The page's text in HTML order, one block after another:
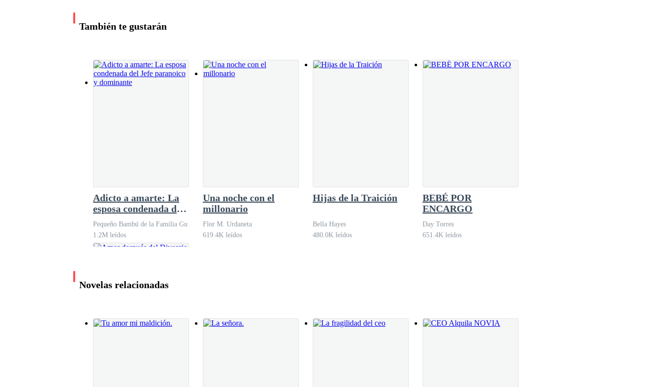
frunció el ceño. “¿Qué pasa?”. Aníbal se disculpó. “Tengo que irme, me dio gusto verte”. El
También te gustarán
Adicto a amarte: La
esposa condenada del
Jefe paranoico y
dominante
Pequeño Bambú de la Familia Gu
1.2M leídos
Una noche con el
millonario
Flor M. Urdaneta
619.4K leídos
Hijas de la Traición
Bella Hayes
480.0K leídos
BEBÉ POR
ENCARGO
Day Torres
651.4K leídos
Novelas relacionadas